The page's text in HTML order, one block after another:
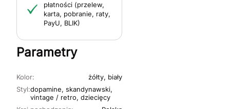
płatności (przelew,
karta, pobranie, raty,
PayU, BLIK)
Parametry
Kolor:
żółty, biały
Styl:dopamine, skandynawski,
vintage / retro, dziecięcy